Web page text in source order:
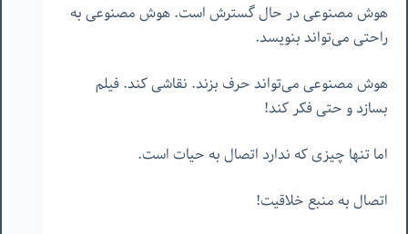
هوش مصنوعی در حال گسترش است. هوش مصنوعی به
راحتی می‌تواند بنویسد.
هوش مصنوعی می‌تواند حرف بزند. نقاشی کند. فیلم
بسازد و حتی فکر کند!
اما تنها چیزی که ندارد اتصال به حیات است.
اتصال به منبع خلاقیت!